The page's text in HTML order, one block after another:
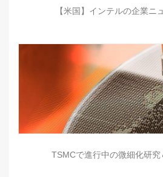
【米国】インテルの企業ニ
TSMCで進行中の微細化研